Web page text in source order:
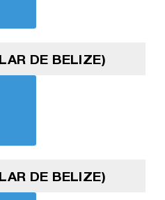
DE BELIZE)
DE BELIZE)